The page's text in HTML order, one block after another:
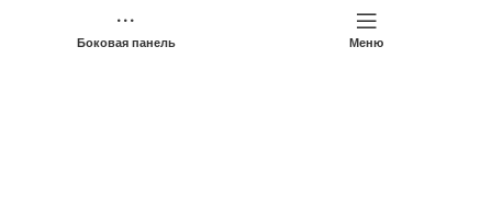
Даинь, офис подрайона Хуанлоу, Цинчжоу, город
Вэйфан, Шаньдун, Китай
Боковая панель Меню